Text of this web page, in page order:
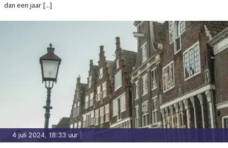
dan een jaar [...]
4 juli 2024, 18:33 uur